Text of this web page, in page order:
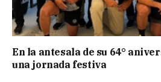
En la antesala de su 64°
una jornada festiva